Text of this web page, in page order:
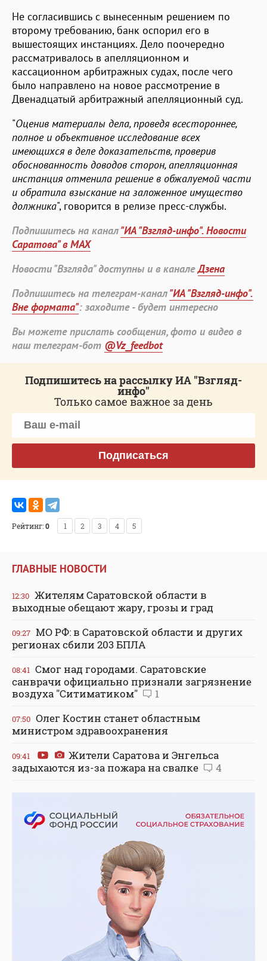
Не согласившись с вынесенным решением по
второму требованию, банк оспорил его в
вышестоящих инстанциях. Дело поочередно
рассматривалось в апелляционном и
кассационном арбитражных судах, после чего
было направлено на новое рассмотрение в
Двенадцатый арбитражный апелляционный суд.
"Оценив материалы дела, проведя всестороннее,
полное и объективное исследование всех
имеющихся в деле доказательств, проверив
обоснованность доводов сторон, апелляционная
инстанция отменила решение в обжалуемой части
и обратила взыскание на заложенное имущество
должника", говорится в релизе пресс-службы.
Подпишитесь на канал"ИА "Взгляд-инфо". Новости
Саратова" в MAX
Новости "Взгляда" доступны и в каналеДзена
Подпишитесь на телеграм-канал"ИА "Взгляд-инфо".
Вне формата": заходите - будет интересно
Вы можете прислать сообщения, фото и видео в
наш телеграм-бот @Vz_feedbot
Подпишитесь на рассылку ИА "Взгляд-
инфо"
Только самое важное за день
Подписаться
Рейтинг:0 1 2 3 4 5
ГЛАВНЫЕ НОВОСТИ
12:30 Жителям Саратовской области в
выходные обещают жару, грозы и град
09:27 МО РФ: в Саратовской области и других
регионах сбили 203 БПЛА
08:41 Смог над городами. Саратовские
санврачи официально признали загрязнение
воздуха "Ситиматиком"
1
07:50 Олег Костин станет областным
министром здравоохранения
09:41
Жители Саратова и Энгельса
задыхаются из-за пожара на свалке
4